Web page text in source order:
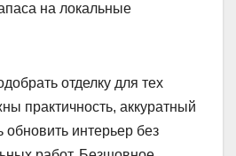
на локальные
отделку для тех
практичность, аккуратный
обновить интерьер без